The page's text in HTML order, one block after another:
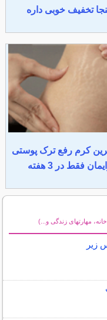
تخفیف خوبی داره
کرم رفع ترک پوستی
فقط در 3 هفته
مهارتهای زندگی و...)
زیر